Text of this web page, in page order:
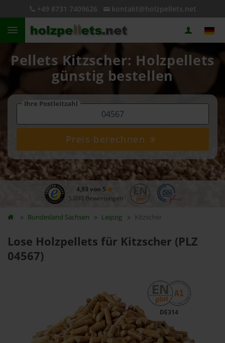
+49 8731 7409626 kontakt@holzpellets.net
Pellets Kitzscher: Holzpellets
günstig bestellen
Ihre Postleitzahl
Preis berechnen
4,93 von 5
5.090 Bewertungen
Bundesland Sachsen Leipzig Kitzscher
Lose Holzpellets für Kitzscher (PLZ
04567)
DE314